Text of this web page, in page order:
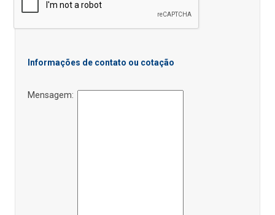
Informações de contato ou cotação
Mensagem: